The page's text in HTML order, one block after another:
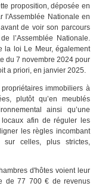
proposition, déposée en
l'Assemblée Nationale en
de voir son parcours
l’Assemblée Nationale.
la loi Le Meur, également
du 7 novembre 2024 pour
a priori, en janvier 2025.
immobiliers à
plutôt qu’en meublés
ainsi qu’une
afin de réguler les
les règles incombant
sur celles, plus strictes,
d'hôtes voient leur
de 77 700 € de revenus